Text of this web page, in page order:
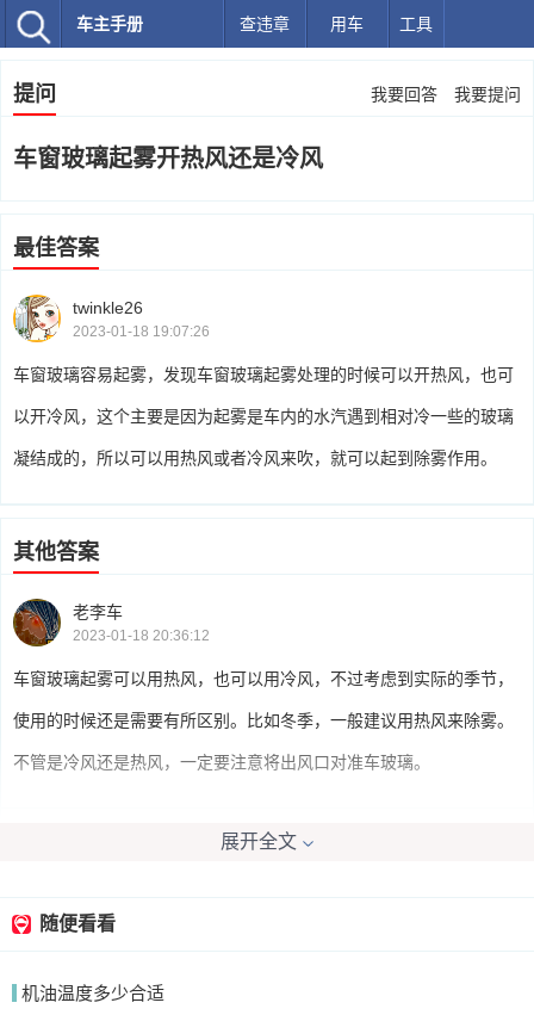
车主手册 查违章 用车 工具
提问 我要回答 我要提问
车窗玻璃起雾开热风还是冷风
最佳答案
twinkle26
2023-01-18 19:07:26
车窗玻璃容易起雾，发现车窗玻璃起雾处理的时候可以开热风，也可
以开冷风，这个主要是因为起雾是车内的水汽遇到相对冷一些的玻璃
凝结成的，所以可以用热风或者冷风来吹，就可以起到除雾作用。
其他答案
老李车
2023-01-18 20:36:12
车窗玻璃起雾可以用热风，也可以用冷风，不过考虑到实际的季节，
使用的时候还是需要有所区别。比如冬季，一般建议用热风来除雾。
不管是冷风还是热风，一定要注意将出风口对准车玻璃。
开冷风或者热风都是可以的，使用冷风除雾速度会更快一些。
我要回答
展开全文
随便看看
机油温度多少合适